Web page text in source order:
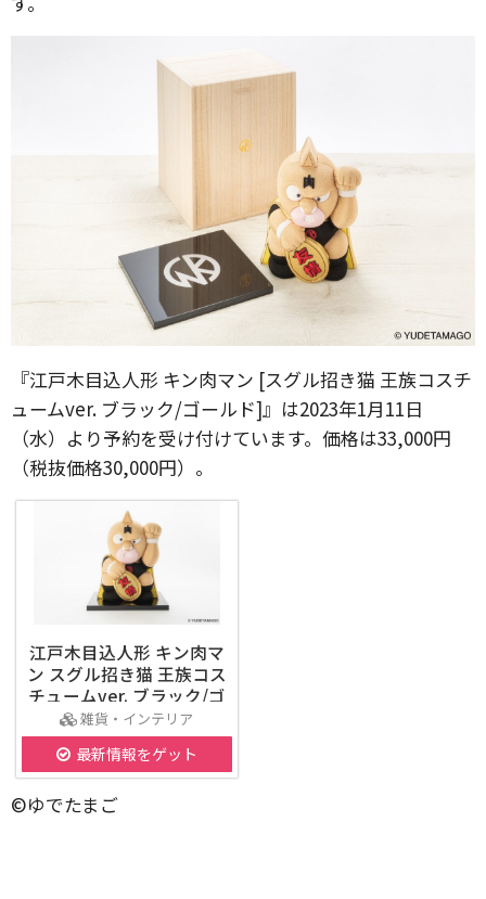
『江戸木目込人形 キン肉マン [スグル招き猫 王族コスチ
ュームver. ブラック/ゴールド]』は2023年1月11日
（水）より予約を受け付けています。価格は33,000円
（税抜価格30,000円）。
江戸木目込人形 キン肉マ
ン スグル招き猫 王族コス
チュームver. ブラック/ゴ
ールド
雑貨・インテリア
最新情報をゲット
©ゆでたまご